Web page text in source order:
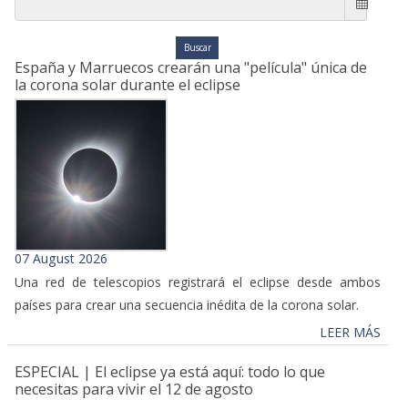
España y Marruecos crearán una "película" única de
la corona solar durante el eclipse
07 August 2026
Una red de telescopios registrará el eclipse desde ambos
países para crear una secuencia inédita de la corona solar.
LEER MÁS
ESPECIAL | El eclipse ya está aquí: todo lo que
necesitas para vivir el 12 de agosto